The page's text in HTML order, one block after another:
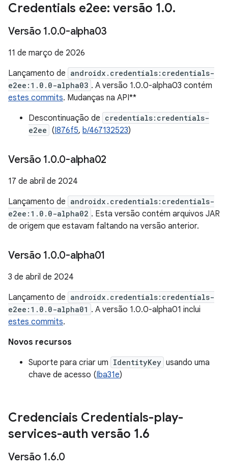
Credentials e2ee: versão 1.0.
Versão 1.0.0-alpha03
11 de março de 2026
Lançamento de androidx.credentials:credentials-
e2ee:1.0.0-alpha03 . A versão 1.0.0-alpha03 contém
estes commits. Mudanças na API**
Descontinuação de credentials:credentials-
e2ee (I876f5, b/467132523)
Versão 1.0.0-alpha02
17 de abril de 2024
Lançamento de androidx.credentials:credentials-
e2ee:1.0.0-alpha02 . Esta versão contém arquivos JAR
de origem que estavam faltando na versão anterior.
Versão 1.0.0-alpha01
3 de abril de 2024
Lançamento de androidx.credentials:credentials-
e2ee:1.0.0-alpha01 . A versão 1.0.0-alpha01 inclui
estes commits.
Novos recursos
Suporte para criar um IdentityKey usando uma
chave de acesso (Iba31e)
Credenciais Credentials-play-
services-auth versão 1.6
Versão 1.6.0